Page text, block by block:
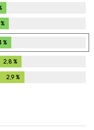
%
%
2,8 %
2,9 %